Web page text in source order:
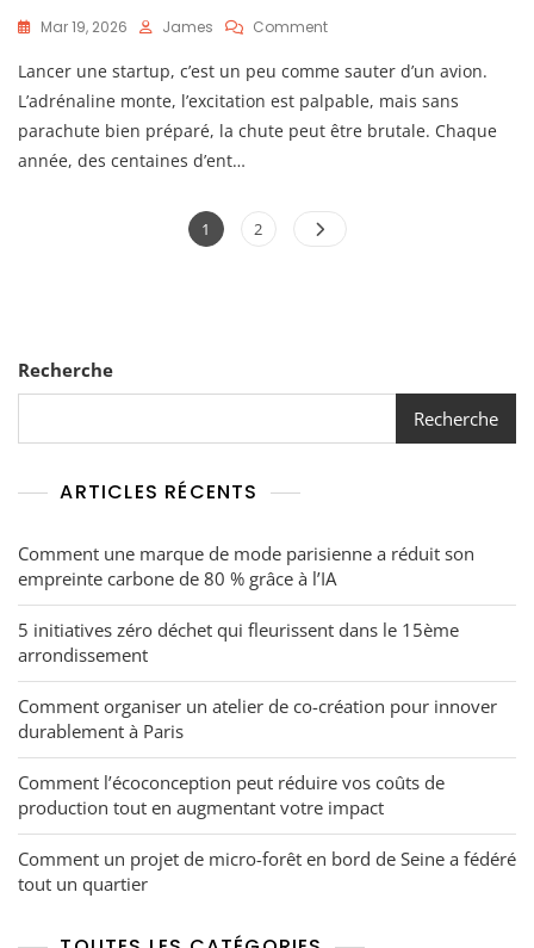
Mar 19, 2026 James CommentOn
Erreurs
Fatales
À
Éviter
Lancement
Startup
Lancer une startup, c’est un peu comme sauter d’un avion.
L’adrénaline monte, l’excitation est palpable, mais sans
parachute bien préparé, la chute peut être brutale. Chaque
année, des centaines d’ent…
Posts
Page
1 Page
2
Recherche
Recherche
ARTICLES RÉCENTS
Comment une marque de mode parisienne a réduit son
empreinte carbone de 80 % grâce à l’IA
5 initiatives zéro déchet qui fleurissent dans le 15ème
arrondissement
Comment organiser un atelier de co-création pour innover
durablement à Paris
Comment l’écoconception peut réduire vos coûts de
production tout en augmentant votre impact
Comment un projet de micro-forêt en bord de Seine a fédéré
tout un quartier